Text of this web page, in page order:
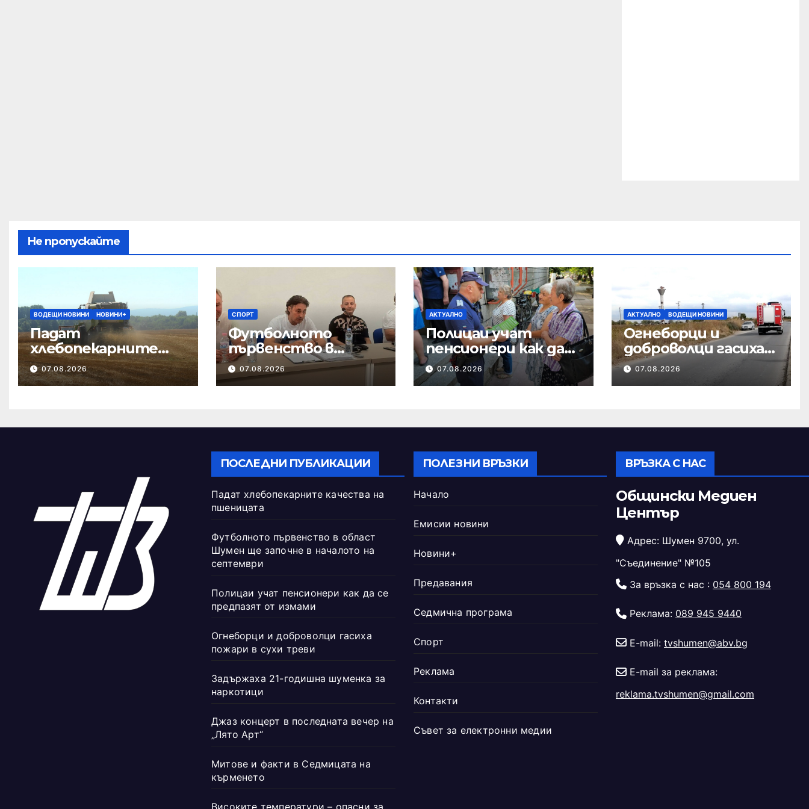
Не пропускайте
ВОДЕЩИ НОВИНИ НОВИНИ+
Падат
хлебопекарните
качества на
пшеницата
07.08.2026
СПОРТ
Футболното
първенство в
област Шумен ще
започне в началото
07.08.2026
АКТУАЛНО
Полицаи учат
пенсионери как да
се предпазят от
измами
07.08.2026
АКТУАЛНО ВОДЕЩИ НОВИНИ
Огнеборци и
доброволци гасиха
пожари в сухи
треви
07.08.2026
ПОСЛЕДНИ ПУБЛИКАЦИИ
Падат хлебопекарните качества на
пшеницата
Футболното първенство в област
Шумен ще започне в началото на
септември
Полицаи учат пенсионери как да се
предпазят от измами
Огнеборци и доброволци гасиха
пожари в сухи треви
Задържаха 21-годишна шуменка за
наркотици
Джаз концерт в последната вечер на
„Лято Арт“
Митове и факти в Седмицата на
кърменето
ПОЛЕЗНИ ВРЪЗКИ
Начало
Емисии новини
Новини+
Предавания
Седмична програма
Спорт
Реклама
Контакти
Съвет за електронни медии
ВРЪЗКА С НАС
Общински Медиен
Център
Адрес: Шумен 9700, ул.
"Съединение" №105
За връзка с нас : 054 800 194
Реклама: 089 945 9440
E-mail: tvshumen@abv.bg
E-mail за реклама:
reklama.tvshumen@gmail.com